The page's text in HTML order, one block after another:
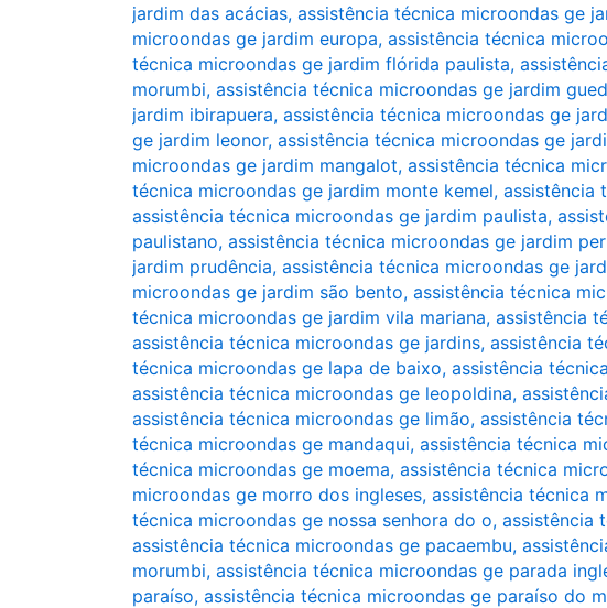
jardim das acácias, assistência técnica microondas ge
microondas ge jardim europa, assistência técnica
técnica microondas ge jardim flórida paulista,
morumbi, assistência técnica microondas ge jardim
jardim ibirapuera, assistência técnica microondas ge
ge jardim leonor, assistência técnica microondas ge
microondas ge jardim mangalot, assistência técnica
técnica microondas ge jardim monte kemel, assistência
assistência técnica microondas ge jardim paulista,
paulistano, assistência técnica microondas ge jardim
jardim prudência, assistência técnica microondas ge
microondas ge jardim são bento, assistência técnica
técnica microondas ge jardim vila mariana, assistência
assistência técnica microondas ge jardins, assistência
técnica microondas ge lapa de baixo, assistência
assistência técnica microondas ge leopoldina,
assistência técnica microondas ge limão, assistência
técnica microondas ge mandaqui, assistência técnica
técnica microondas ge moema, assistência técnica
microondas ge morro dos ingleses, assistência técnica
técnica microondas ge nossa senhora do o, assistência
assistência técnica microondas ge pacaembu,
morumbi, assistência técnica microondas ge parada
paraíso, assistência técnica microondas ge paraíso do